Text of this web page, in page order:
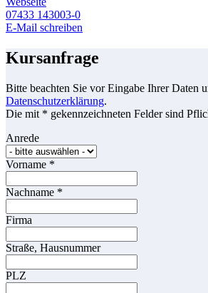
07433 143003-0
E-Mail schreiben
Kursanfrage
Bitte beachten Sie vor Eingabe Ihrer Daten
Datenschutzerklärung.
Die mit * gekennzeichneten Felder sind
Anrede
Vorname *
Nachname *
Firma
Straße, Hausnummer
PLZ